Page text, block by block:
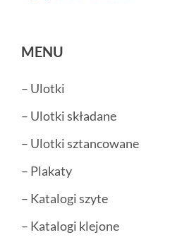
MENU
– Ulotki
– Ulotki składane
– Ulotki sztancowane
– Plakaty
– Katalogi szyte
– Katalogi klejone